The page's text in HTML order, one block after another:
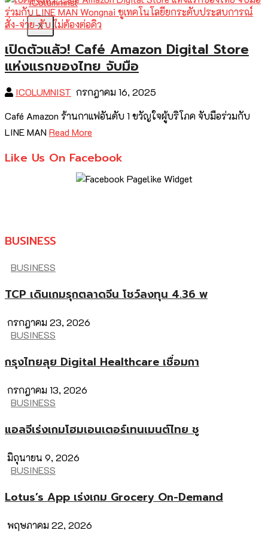
X
เปิดตัวแล้ว! Café Amazon Digital Store
แห่งแรกของไทย จับมือ
ICOLUMNIST กรกฎาคม 16, 2025
Café Amazon ร้านกาแฟอันดับ 1 ขวัญใจผู้บริโภค จับมือร่วมกับ
LINE MAN Read More
Like Us On Facebook
BUSINESS
BUSINESS
TCP เดินเกมรุกตลาดจีน โชว์ลงทุน 4.36 พ
กรกฎาคม 23, 2026
BUSINESS
กรุงไทยลุย Digital Healthcare เชื่อมกา
กรกฎาคม 13, 2026
BUSINESS
แอลจีเร่งเกมโฮมเอนเตอร์เทนเมนต์ไทย ชู
มิถุนายน 9, 2026
BUSINESS
Lotus’s App เร่งเกม Grocery On-Demand
พฤษภาคม 22, 2026